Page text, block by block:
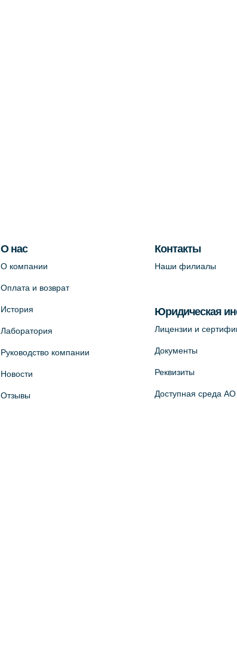
О нас
О компании
Оплата и возврат
История
Лаборатория
Руководство компании
Новости
Отзывы
Контакты
Наши филиалы
Юридическая
Лицензии и
Документы
Реквизиты
Доступная среда